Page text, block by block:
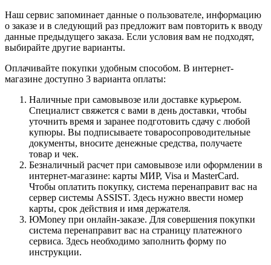
Наш сервис запоминает данные о пользователе, информацию
о заказе и в следующий раз предложит вам повторить к вводу
данные предыдущего заказа. Если условия вам не подходят,
выбирайте другие варианты.
Оплачивайте покупки удобным способом. В интернет-
магазине доступно 3 варианта оплаты:
Наличные при самовывозе или доставке курьером.
Специалист свяжется с вами в день доставки, чтобы
уточнить время и заранее подготовить сдачу с любой
купюры. Вы подписываете товаросопроводительные
документы, вносите денежные средства, получаете
товар и чек.
Безналичный расчет при самовывозе или оформлении в
интернет-магазине: карты МИР, Visa и MasterCard.
Чтобы оплатить покупку, система перенаправит вас на
сервер системы ASSIST. Здесь нужно ввести номер
карты, срок действия и имя держателя.
ЮMoney при онлайн-заказе. Для совершения покупки
система перенаправит вас на страницу платежного
сервиса. Здесь необходимо заполнить форму по
инструкции.